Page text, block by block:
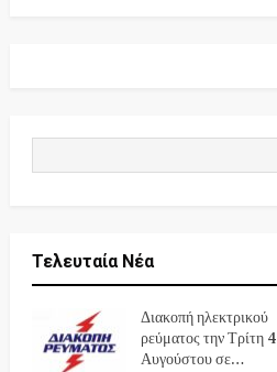
Τελευταία Νέα
Διακοπή ηλεκτρικού
ρεύματος την Τρίτη 4
Αυγούστου σε…